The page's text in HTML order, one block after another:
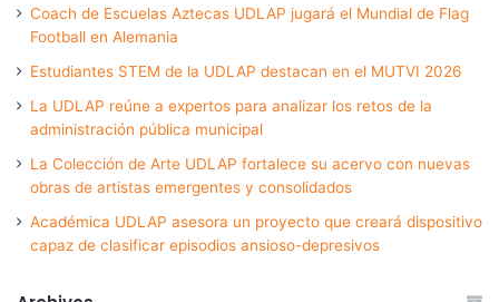
Coach de Escuelas Aztecas UDLAP jugará el Mundial de Flag
Football en Alemania
Estudiantes STEM de la UDLAP destacan en el MUTVI 2026
La UDLAP reúne a expertos para analizar los retos de la
administración pública municipal
La Colección de Arte UDLAP fortalece su acervo con nuevas
obras de artistas emergentes y consolidados
Académica UDLAP asesora un proyecto que creará dispositivo
capaz de clasificar episodios ansioso-depresivos